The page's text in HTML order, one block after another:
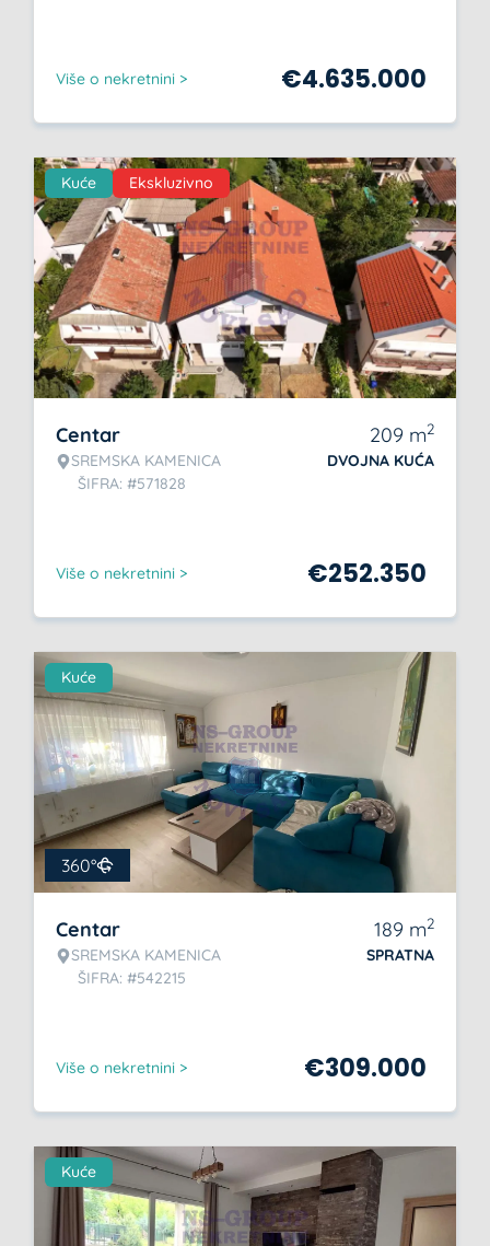
Više o nekretnini > €4.635.000
Kuće Ekskluzivno
Centar
SREMSKA KAMENICA
ŠIFRA: #571828
209 m2
DVOJNA KUĆA
Više o nekretnini > €252.350
Kuće
360°
Centar
SREMSKA KAMENICA
ŠIFRA: #542215
189 m2
SPRATNA
Više o nekretnini > €309.000
Kuće